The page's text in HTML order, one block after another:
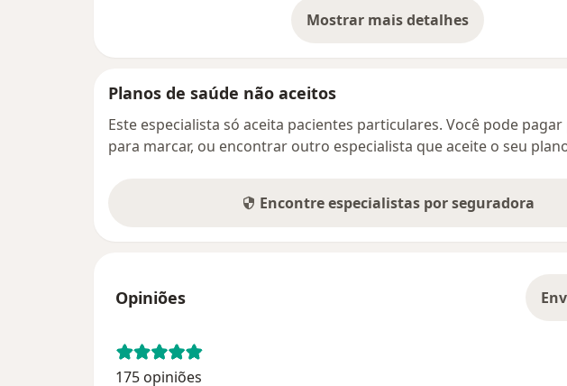
Mostrar mais detalhes
sobre o endereço
Planos de saúde não aceitos
Este especialista só aceita pacientes particulares. Você pode
para marcar, ou encontrar outro especialista que aceite o seu
Encontre especialistas por seguradora
Opiniões
175 opiniões